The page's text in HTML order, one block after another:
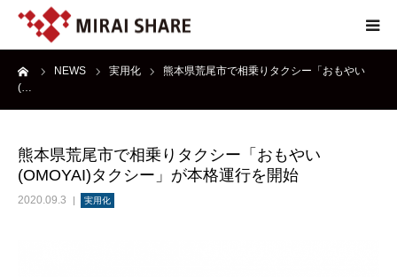
NEWS 実用化
熊本県荒尾市で相乗りタクシー「おもやい
(…
熊本県荒尾市で相乗りタクシー「おもやい
(OMOYAI)タクシー」が本格運行を開始
2020.09.3 実用化
NEWS
SERVICE